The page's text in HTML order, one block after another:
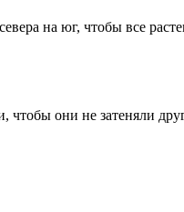
на юг, чтобы все
они не затеняли